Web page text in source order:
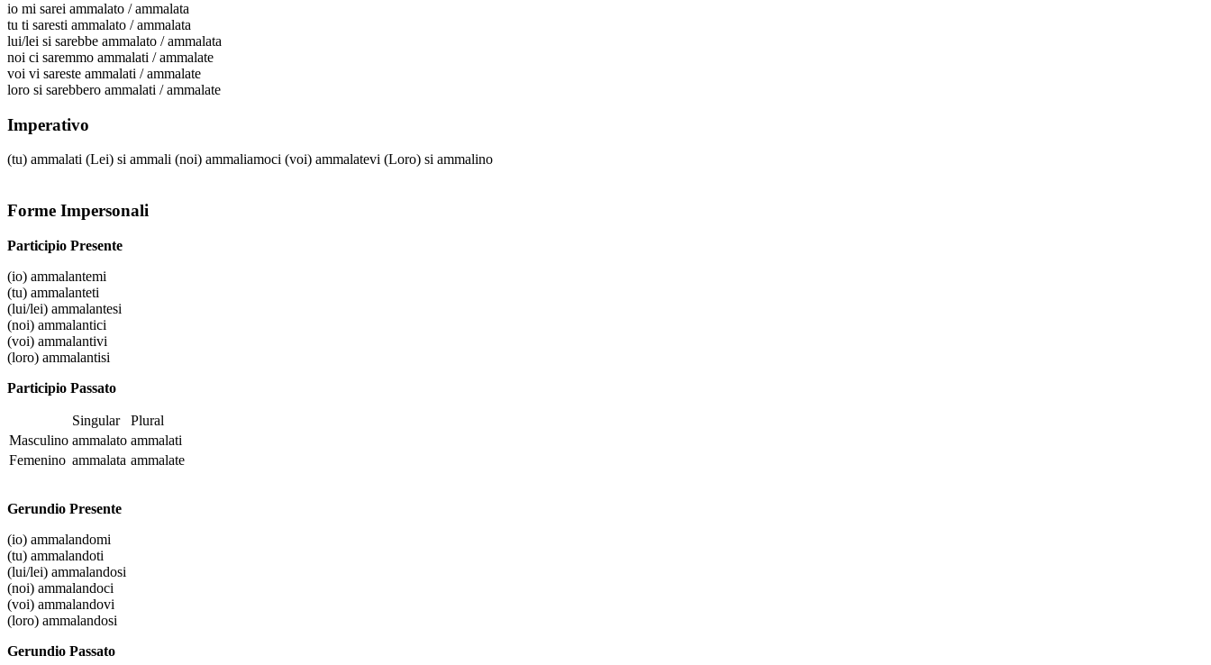
io mi sarei ammalato / ammalata
tu ti saresti ammalato / ammalata
lui/lei si sarebbe ammalato / ammalata
noi ci saremmo ammalati / ammalate
voi vi sareste ammalati / ammalate
loro si sarebbero ammalati / ammalate
Imperativo
(tu) ammalati (Lei) si ammali (noi) ammaliamoci (voi) ammalatevi (Loro) si ammalino
Forme Impersonali
Participio Presente
(io) ammalantemi
(tu) ammalanteti
(lui/lei) ammalantesi
(noi) ammalantici
(voi) ammalantivi
(loro) ammalantisi
Participio Passato
Singular
Plural
Masculino ammalato ammalati
Femenino ammalata ammalate
Gerundio Presente
(io) ammalandomi
(tu) ammalandoti
(lui/lei) ammalandosi
(noi) ammalandoci
(voi) ammalandovi
(loro) ammalandosi
Gerundio Passato